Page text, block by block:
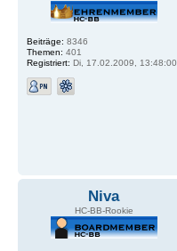
Beiträge: 8346
Themen: 401
Registriert: Di, 17.02.2009, 13:48:00
Niva
HC-BB-Rookie